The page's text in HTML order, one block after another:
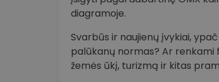
diagramoje.
Svarbūs ir naujienų įvykiai,
palūkanų normas? Ar renkami
žemės ūkį, turizmą ir kitas